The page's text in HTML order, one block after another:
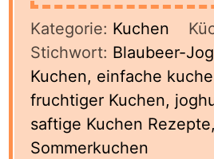
Kategorie: Kuchen
Stichwort: Blaubeer-
Kuchen, einfache
fruchtiger Kuchen,
saftige Kuchen Rezepte,
Sommerkuchen